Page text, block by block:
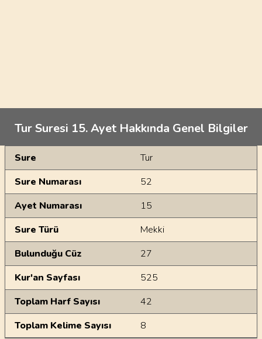
Tur Suresi 15. Ayet Hakkında Genel Bilgiler
Genel Bilgiler
Sure
Tur
Sure Numarası
52
Ayet Numarası
15
Sure Türü
Mekki
Bulunduğu Cüz
27
Kur'an Sayfası
525
Toplam Harf Sayısı
42
Toplam Kelime Sayısı
8